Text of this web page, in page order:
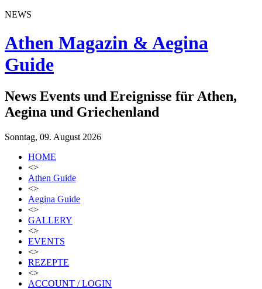
NEWS
Athen Magazin & Aegina
Guide
News Events und Ereignisse für Athen,
Aegina und Griechenland
Sonntag, 09. August 2026
HOME
<>
Athen Guide
<>
Aegina Guide
<>
GALLERY
<>
EVENTS
<>
REZEPTE
<>
ACCOUNT / LOGIN